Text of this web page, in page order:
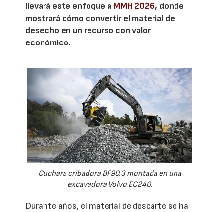
llevará este enfoque a MMH 2026, donde
mostrará cómo convertir el material de
desecho en un recurso con valor
económico.
Cuchara cribadora BF90.3 montada en una
excavadora Volvo EC240.
Durante años, el material de descarte se ha